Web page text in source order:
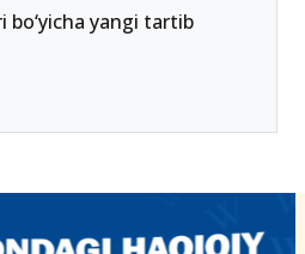
yangi tartib